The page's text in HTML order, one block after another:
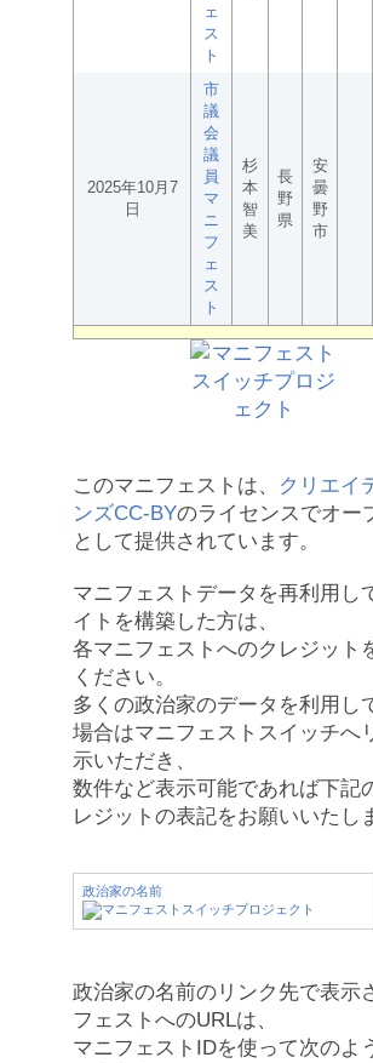
ェ
ス
ト
2025年10月7
日
市
議
会
議
員
マ
ニ
フ
ェ
ス
ト
杉
本
智
美
長
野
県
安
曇
野
市
このマニフェストは、
クリエイ
ンズCC-BYのライセンスでオー
として提供されています。
マニフェストデータを再利用し
イトを構築した方は、
各マニフェストへのクレジット
ください。
多くの政治家のデータを利用し
場合はマニフェストスイッチへ
示いただき、
数件など表示可能であれば下記
レジットの表記をお願いいたし
政治家の名前
政治家の名前のリンク先で表示
フェストへのURLは、
マニフェストIDを使って次のよ